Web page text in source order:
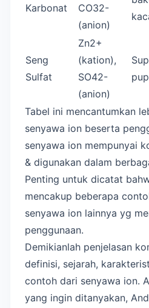
Karbonat
CO32-
(anion)
Seng
Sulfat
Zn2+
(kation),
SO42-
(anion)
Tabel ini mencantumkan
senyawa ion beserta
senyawa ion mempunyai
& digunakan dalam
Penting untuk dicatat
mencakup beberapa
senyawa ion lainnya yg
penggunaan.
Demikianlah penjelasan
definisi, sejarah,
contoh dari senyawa ion.
yang ingin ditanyakan,